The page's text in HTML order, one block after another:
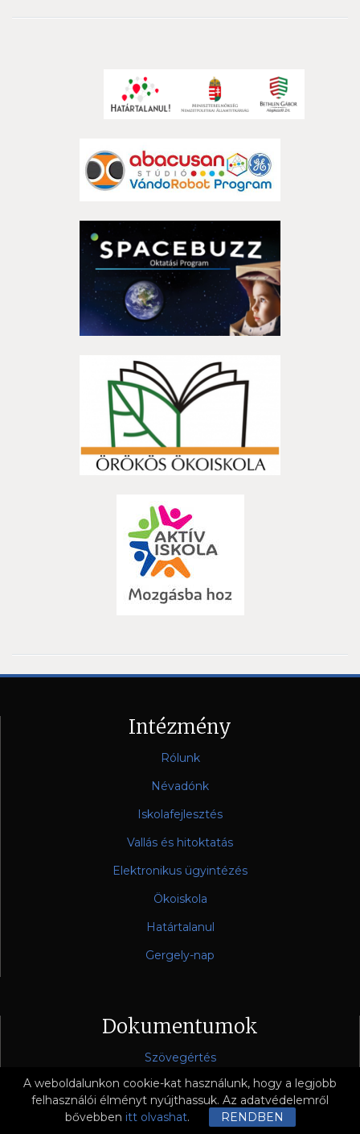
A weboldalunkon cookie-kat használunk, hogy a legjobb
felhasználói élményt nyújthassuk. Az adatvédelemről
bővebben itt olvashat. RENDBEN
Intézmény
Rólunk
Névadónk
Iskolafejlesztés
Vallás és hitoktatás
Elektronikus ügyintézés
Ökoiskola
Határtalanul
Gergely-nap
Dokumentumok
Szövegértés
Kompetencia mérés